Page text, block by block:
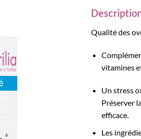
Qualité des
vitamines
Un stress
Préserver
efficace.
Les